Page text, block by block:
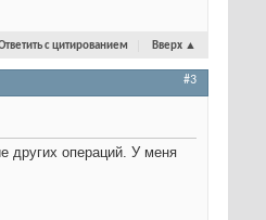
с цитированием Вверх ▲
#3
других операций. У меня